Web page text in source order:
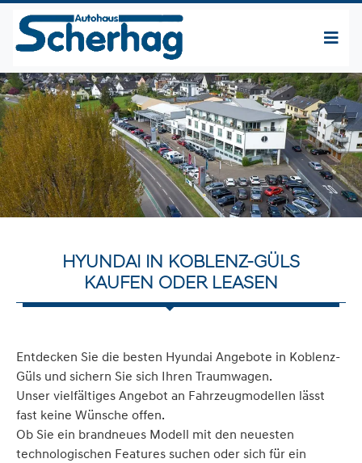
HYUNDAI IN KOBLENZ-GÜLS
KAUFEN ODER LEASEN
Entdecken Sie die besten Hyundai Angebote in Koblenz-
Güls und sichern Sie sich Ihren Traumwagen.
Unser vielfältiges Angebot an Fahrzeugmodellen lässt
fast keine Wünsche offen.
Ob Sie ein brandneues Modell mit den neuesten
technologischen Features suchen oder sich für ein